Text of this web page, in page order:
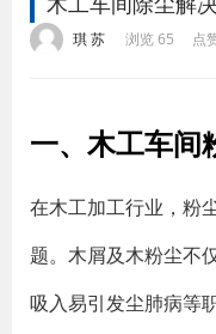
琪 苏 浏览 65 点
一、木工车间
在木工加工行业，粉
题。木屑及木粉尘不
吸入易引发尘肺病等